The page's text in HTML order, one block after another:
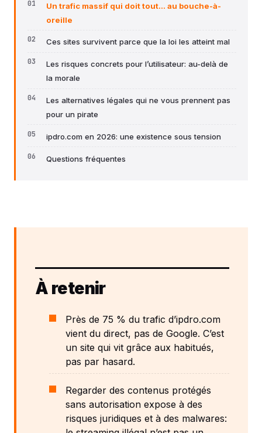
Un trafic massif qui doit tout… au bouche-à-
oreille
Ces sites survivent parce que la loi les atteint mal
Les risques concrets pour l’utilisateur: au-delà de
la morale
Les alternatives légales qui ne vous prennent pas
pour un pirate
ipdro.com en 2026: une existence sous tension
Questions fréquentes
À retenir
Près de 75 % du trafic d’ipdro.com
vient du direct, pas de Google. C’est
un site qui vit grâce aux habitués,
pas par hasard.
Regarder des contenus protégés
sans autorisation expose à des
risques juridiques et à des malwares: